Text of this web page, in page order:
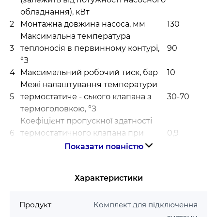
обладнання), кВт
2
Монтажна довжина насоса, мм 130
3
Максимальна температура
теплоносія в первинному контурі,
°З
90
4 Максимальний робочий тиск, бар 10
5
Межі налаштування температури
термостатиче - ського клапана з
термоголовкою, °З
30-70
6
Коефіцієнт пропускної здатності
термостатичного клапана при
налаштуванні -2К, м3/годину
0,9
налаштуванні -2К, м3/годину
пропускної пособности
Показати повністю
Характеристики
Продукт
Комплект для підключення